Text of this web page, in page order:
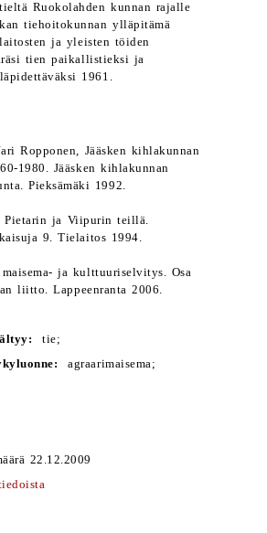
Ruokolahden kunnan rajalle
tiehoitokunnan ylläpitämä
ja yleisten töiden
tien paikallistieksi ja
1961.
Ropponen, Jääsken kihlakunnan
1980. Jääsken kihlakunnan
Pieksämäki 1992.
Pietarin ja Viipurin teillä.
9. Tielaitos 1994.
ja kulttuuriselvitys. Osa
liitto. Lappeenranta 2006.
tie;
agraarimaisema;
22.12.2009